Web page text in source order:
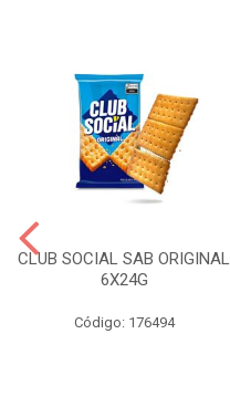
CLUB SOCIAL SAB ORIGINAL
6X24G
Código: 176494